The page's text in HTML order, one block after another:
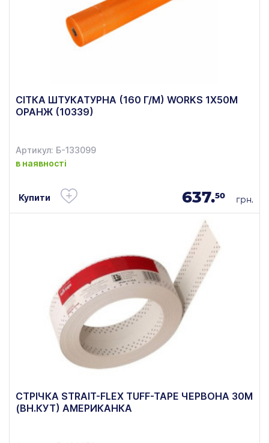
СІТКА ШТУКАТУРНА (160 Г/М) WORKS 1Х50М
ОРАНЖ (10339)
Артикул: Б-133099
в наявності
Купити 637.50 грн.
СТРІЧКА STRAIT-FLEX TUFF-TAPE ЧЕРВОНА 30М
(ВН.КУТ) АМЕРИКАНКА